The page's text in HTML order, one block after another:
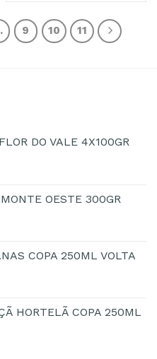
9 10 11
DO VALE 4X100GR
OESTE 300GR
COPA 250ML VOLTA
HORTELÃ COPA 250ML